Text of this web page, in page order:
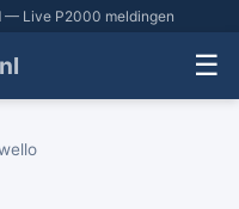
— Live P2000 meldingen
☰